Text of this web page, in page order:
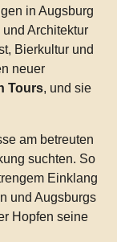
in Augsburg
Architektur
Bierkultur und
neuer
Tours, und sie
am betreuten
suchten. So
Einklang
und Augsburgs
Hopfen seine